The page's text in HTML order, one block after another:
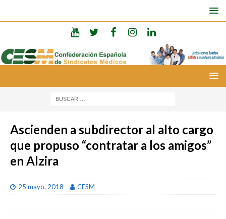
Ascienden a subdirector al alto cargo
que propuso “contratar a los amigos”
en Alzira
25 mayo, 2018 CESM